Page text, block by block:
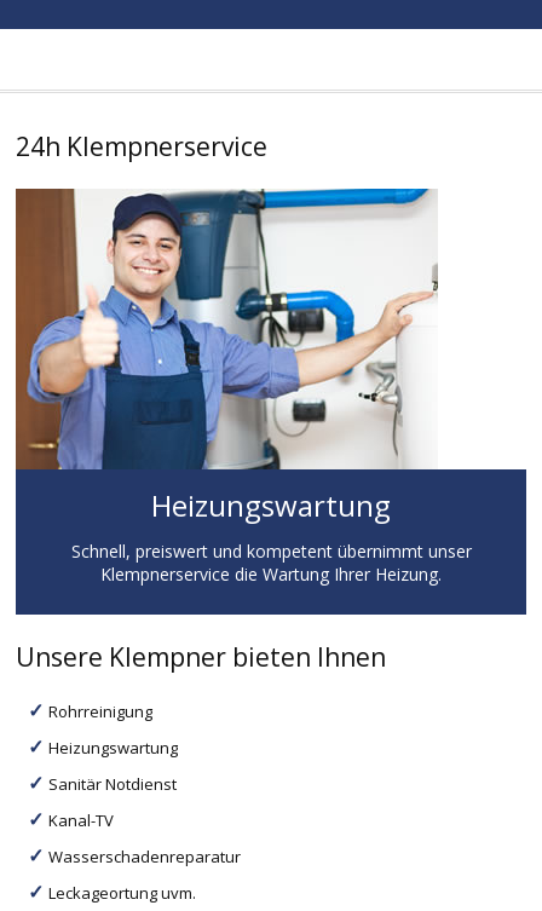
24h Klempnerservice
Heizungswartung
Schnell, preiswert und kompetent übernimmt unser
Klempnerservice die Wartung Ihrer Heizung.
Unsere Klempner bieten Ihnen
Rohrreinigung
Heizungswartung
Sanitär Notdienst
Kanal-TV
Wasserschadenreparatur
Leckageortung uvm.